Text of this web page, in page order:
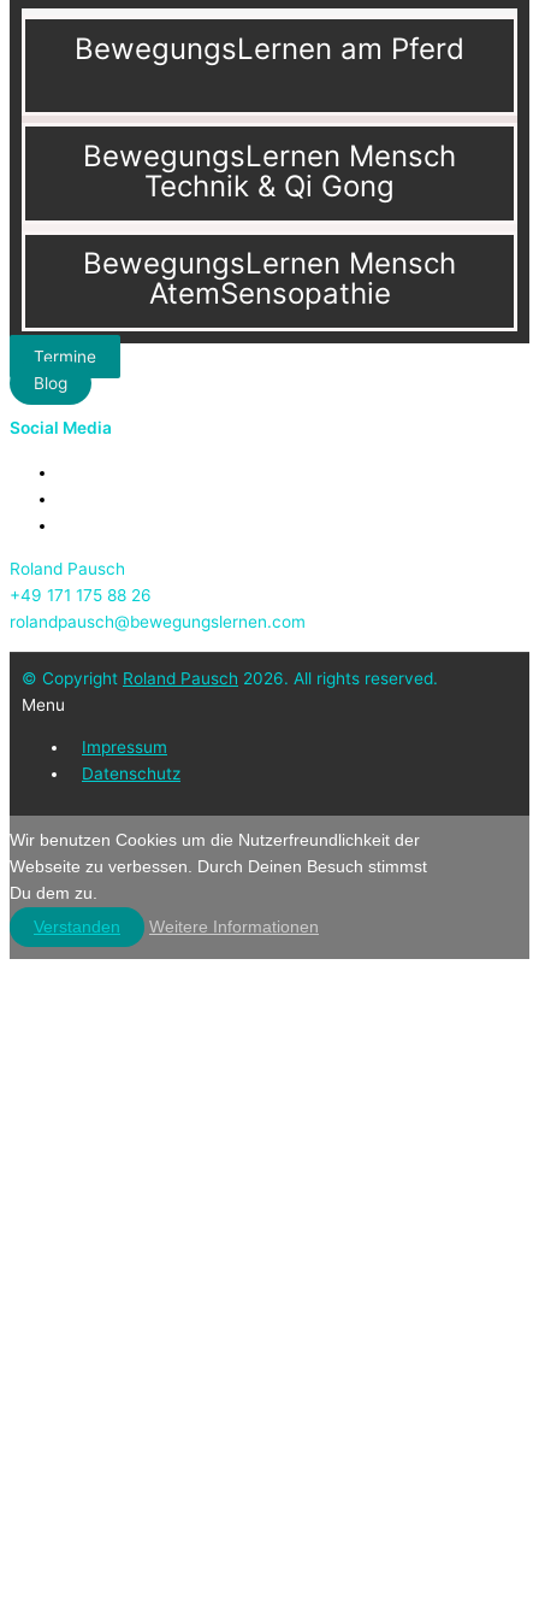
BewegungsLernen am Pferd
BewegungsLernen Mensch
Technik & Qi Gong
BewegungsLernen Mensch
AtemSensopathie
Termine
Blog
Social Media
Roland Pausch
+49 171 175 88 26
rolandpausch@bewegungslernen.com
© Copyright Roland Pausch 2026. All rights reserved.
Menu
Impressum
Datenschutz
Wir benutzen Cookies um die Nutzerfreundlichkeit der
Webseite zu verbessen. Durch Deinen Besuch stimmst
Du dem zu.
Verstanden
Weitere Informationen